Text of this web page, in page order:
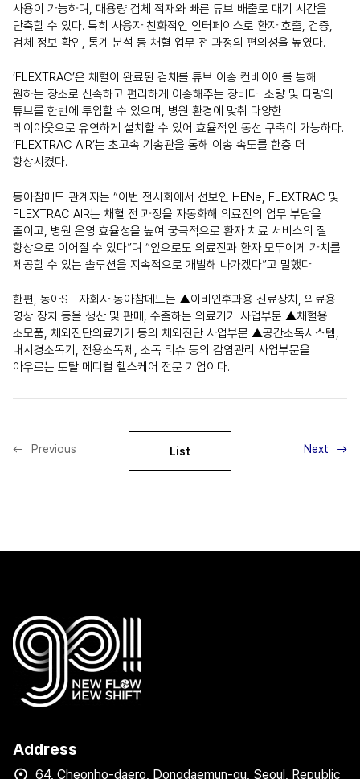
사용이 가능하며, 대용량 검체 적재와 빠른 튜브 배출로 대기 시간을
단축할 수 있다. 특히 사용자 친화적인 인터페이스로 환자 호출, 검증,
검체 정보 확인, 통계 분석 등 채혈 업무 전 과정의 편의성을 높였다.
‘FLEXTRAC’은 채혈이 완료된 검체를 튜브 이송 컨베이어를 통해
원하는 장소로 신속하고 편리하게 이송해주는 장비다. 소량 및 다량의
튜브를 한번에 투입할 수 있으며, 병원 환경에 맞춰 다양한
레이아웃으로 유연하게 설치할 수 있어 효율적인 동선 구축이 가능하다.
‘FLEXTRAC AIR’는 초고속 기송관을 통해 이송 속도를 한층 더
향상시켰다.
동아참메드 관계자는 “이번 전시회에서 선보인 HENe, FLEXTRAC 및
FLEXTRAC AIR는 채혈 전 과정을 자동화해 의료진의 업무 부담을
줄이고, 병원 운영 효율성을 높여 궁극적으로 환자 치료 서비스의 질
향상으로 이어질 수 있다”며 “앞으로도 의료진과 환자 모두에게 가치를
제공할 수 있는 솔루션을 지속적으로 개발해 나가겠다”고 말했다.
한편, 동아ST 자회사 동아참메드는 ▲이비인후과용 진료장치, 의료용
영상 장치 등을 생산 및 판매, 수출하는 의료기기 사업부문 ▲채혈용
소모품, 체외진단의료기기 등의 체외진단 사업부문 ▲공간소독시스템,
내시경소독기, 전용소독제, 소독 티슈 등의 감염관리 사업부문을
아우르는 토탈 메디컬 헬스케어 전문 기업이다.
List
Previous Next
Address
64, Cheonho-daero, Dongdaemun-gu, Seoul, Republic